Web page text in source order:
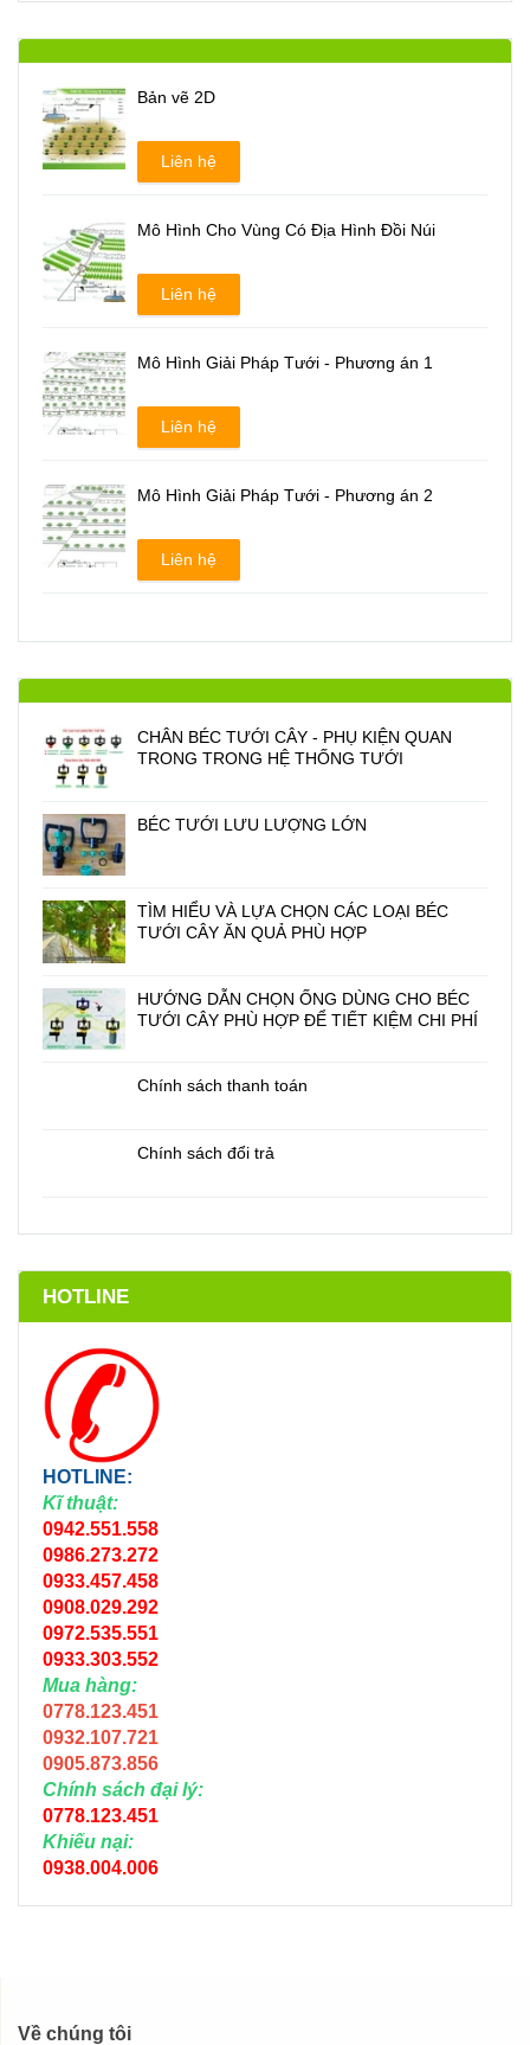
Về chúng tôi
Bản vẽ 2D
Liên hệ
Mô Hình Cho Vùng Có Địa Hình Đồi Núi
Liên hệ
Mô Hình Giải Pháp Tưới - Phương án 1
Liên hệ
Mô Hình Giải Pháp Tưới - Phương án 2
Liên hệ
CHÂN BÉC TƯỚI CÂY - PHỤ KIỆN QUAN
TRONG TRONG HỆ THỐNG TƯỚI
BÉC TƯỚI LƯU LƯỢNG LỚN
TÌM HIỂU VÀ LỰA CHỌN CÁC LOẠI BÉC
TƯỚI CÂY ĂN QUẢ PHÙ HỢP
HƯỚNG DẪN CHỌN ỐNG DÙNG CHO BÉC
TƯỚI CÂY PHÙ HỢP ĐỂ TIẾT KIỆM CHI PHÍ
Chính sách thanh toán
Chính sách đổi trả
HOTLINE
HOTLINE:
Kĩ thuật:
0942.551.558
0986.273.272
0933.457.458
0908.029.292
0972.535.551
0933.303.552
Mua hàng:
0778.123.451
0932.107.721
0905.873.856
Chính sách đại lý:
0778.123.451
Khiếu nại:
0938.004.006